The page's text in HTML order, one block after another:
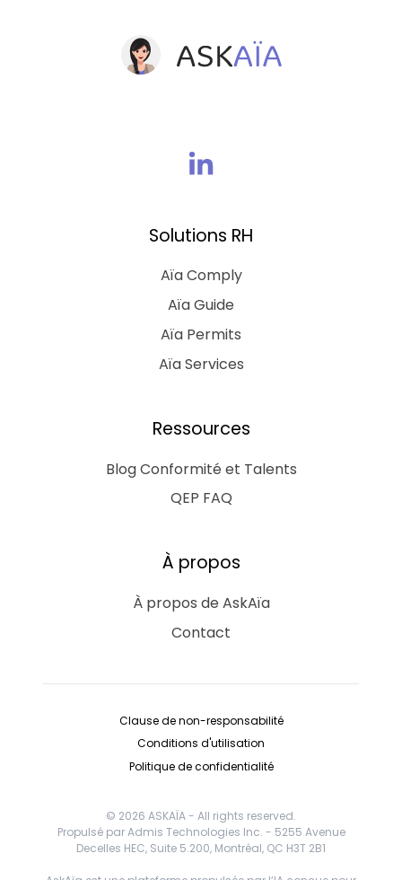
Rejoins
Linkedin
Solutions RH
Aïa Comply
Aïa Guide
Aïa Permits
Aïa Services
Ressources
Blog Conformité et Talents
QEP FAQ
À propos
À propos de AskAïa
Contact
Clause de non-responsabilité
Conditions d'utilisation
Politique de confidentialité
© 2026 ASKAÏA - All rights reserved.
Propulsé par Admis Technologies Inc. - 5255 Avenue
Decelles HEC, Suite 5.200, Montréal, QC H3T 2B1